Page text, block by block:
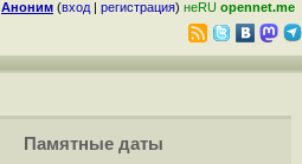
Аноним (вход | регистрация) неRU opennet.me
Памятные даты